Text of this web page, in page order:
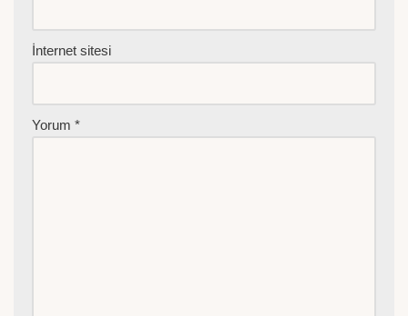
İnternet sitesi
Yorum *